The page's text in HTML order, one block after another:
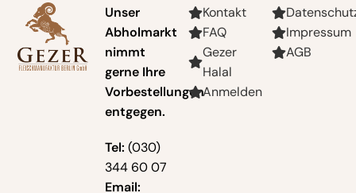
Unser
Abholmarkt
nimmt
gerne Ihre
Vorbestellungen
entgegen.
Tel: (030)
344 60 07
Email:
Kontakt
FAQ
Gezer
Halal
Anmelden
Impressum
AGB